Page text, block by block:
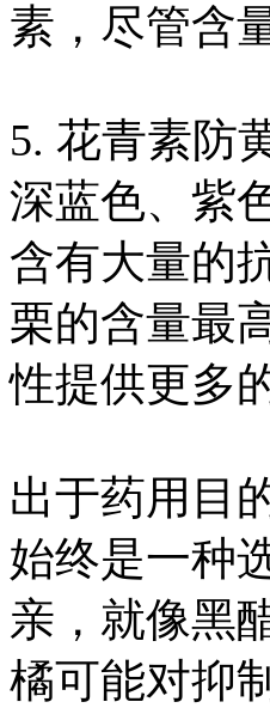
素，尽管含
5. 花青素防
深蓝色、紫
含有大量的
栗的含量最
性提供更多
出于药用目
始终是一种
亲，就像黑
橘可能对抑